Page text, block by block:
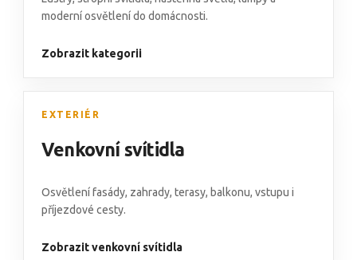
moderní osvětlení do domácnosti.
Zobrazit kategorii
EXTERIÉR
Venkovní svítidla
Osvětlení fasády, zahrady, terasy, balkonu, vstupu i
příjezdové cesty.
Zobrazit venkovní svítidla